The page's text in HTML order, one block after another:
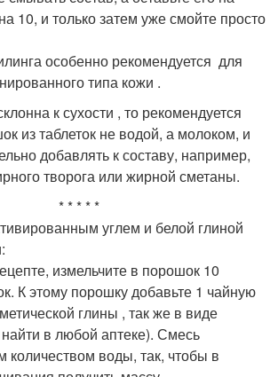
10, и только затем уже смойте просто
особенно рекомендуется для
типа кожи .
к сухости , то рекомендуется
из таблеток не водой, а молоком, и
добавлять к составу, например,
творога или жирной сметаны.
* * * * *
углем и белой глиной
измельчите в порошок 10
К этому порошку добавьте 1 чайную
глины , так же в виде
в любой аптеке). Смесь
количеством воды, так, чтобы в